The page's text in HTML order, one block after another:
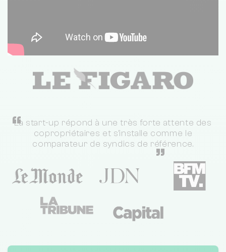
“
La start-up répond à une très forte attente des
copropriétaires et s'installe comme le
comparateur de syndics de référence.
”